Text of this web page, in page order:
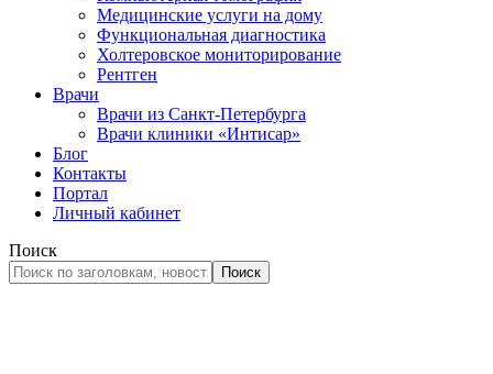
Медицинские услуги на дому
Функциональная диагностика
Холтеровское мониторирование
Рентген
Врачи
Врачи из Санкт-Петербурга
Врачи клиники «Интисар»
Блог
Контакты
Портал
Личный кабинет
Поиск